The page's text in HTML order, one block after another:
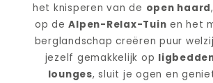
het knisperen van de open haard
op de Alpen-Relax-Tuin en het
berglandschap creëren puur
jezelf gemakkelijk op
lounges, sluit je ogen en